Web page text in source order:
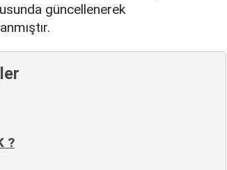
güncellenerek
?